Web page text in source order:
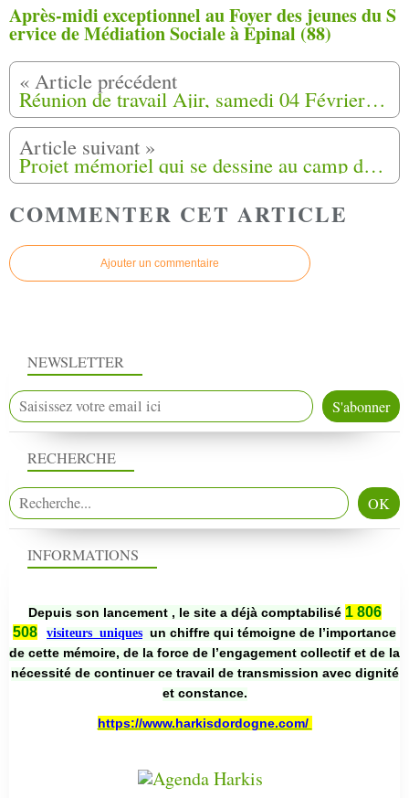
Après-midi exceptionnel au Foyer des jeunes du S
ervice de Médiation Sociale à Epinal (88)
Réunion de travail Ajir, samedi 04 Février 2023 à Orléans (45)
Projet mémoriel qui se dessine au camp de Harkis du Logis d’Anne à Jouques (13)
COMMENTER CET ARTICLE
Ajouter un commentaire
NEWSLETTER
RECHERCHE
INFORMATIONS
Depuis son lancement , le site a déjà comptabilisé 1 806
508
visiteurs uniques un chiffre qui témoigne de l’importance
de cette mémoire, de la force de l’engagement collectif et de la
nécessité de continuer ce travail de transmission avec dignité
et constance.
https://www.harkisdordogne.com/